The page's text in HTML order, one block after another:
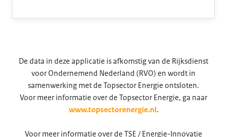
De data in deze applicatie is afkomstig van de Rijksdienst
voor Ondernemend Nederland (RVO) en wordt in
samenwerking met de Topsector Energie ontsloten.
Voor meer informatie over de Topsector Energie, ga naar
www.topsectorenergie.nl .
Voor meer informatie over de TSE / Energie-Innovatie